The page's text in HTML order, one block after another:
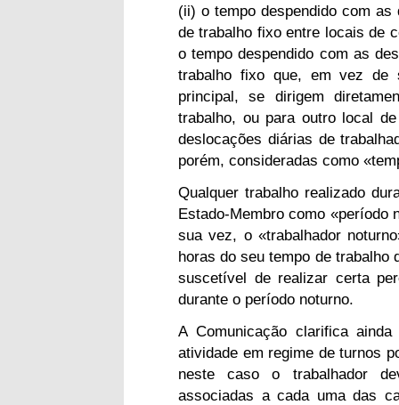
(ii) o tempo despendido com
de trabalho fixo entre locais de
o tempo despendido com as
trabalho fixo que, em vez de
principal, se dirigem
trabalho, ou para outro local
deslocações diárias de
porém, consideradas como
Qualquer trabalho realizado
Estado-Membro como «período
sua vez, o «trabalhador
horas do seu tempo de trabalho
suscetível de realizar certa
durante o período noturno.
A Comunicação clarifica
atividade em regime de turnos
neste caso o trabalhador
associadas a cada uma das